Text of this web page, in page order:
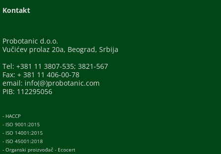
Kontakt
Probotanic d.o.o.
Vučićev prolaz 20a, Beograd, Srbija
Tel: +381 11 3807-535; 3821-567
Fax: + 381 11 406-00-78
email: info(@)probotanic.com
PIB: 112295056
- HACCP
- ISO 9001:2015
- ISO 14001:2015
- ISO 45001:2018
- Organski proizvođač - Ecocert